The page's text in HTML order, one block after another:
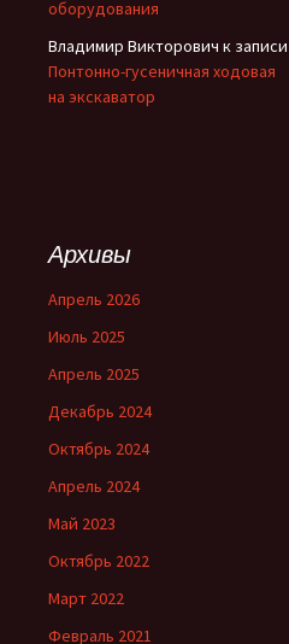
оборудования
Владимир Викторович к записи
Понтонно-гусеничная ходовая
на экскаватор
Архивы
Апрель 2026
Июль 2025
Апрель 2025
Декабрь 2024
Октябрь 2024
Апрель 2024
Май 2023
Октябрь 2022
Март 2022
Февраль 2021